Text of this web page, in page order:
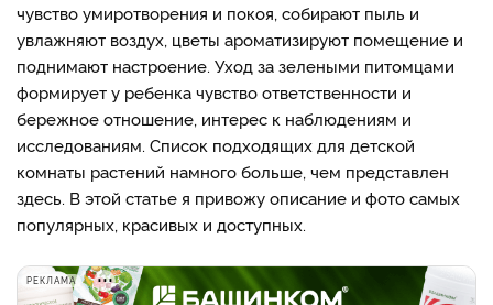
чувство умиротворения и покоя, собирают пыль и
увлажняют воздух, цветы ароматизируют помещение и
поднимают настроение. Уход за зелеными питомцами
формирует у ребенка чувство ответственности и
бережное отношение, интерес к наблюдениям и
исследованиям. Список подходящих для детской
комнаты растений намного больше, чем представлен
здесь. В этой статье я привожу описание и фото самых
популярных, красивых и доступных.
РЕКЛАМА